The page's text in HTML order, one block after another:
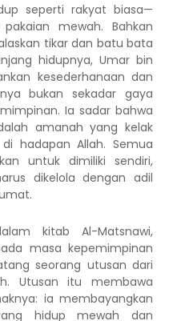
seperti rakyat biasa—
mewah. Bahkan
tikar dan batu bata
hidupnya, Umar bin
kesederhanaan dan
bukan sekadar gaya
Ia sadar bahwa
amanah yang kelak
hadapan Allah. Semua
untuk dimiliki sendiri,
dikelola dengan adil
kitab Al-Matsnawi,
masa kepemimpinan
seorang utusan dari
Utusan itu membawa
ia membayangkan
hidup mewah dan